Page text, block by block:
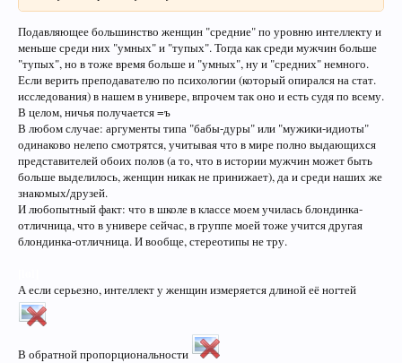
Подавляющее большинство женщин "средние" по уровню интеллекту и
меньше среди них "умных" и "тупых". Тогда как среди мужчин больше
"тупых", но в тоже время больше и "умных", ну и "средних" немного.
Если верить преподавателю по психологии (который опирался на стат.
исследования) в нашем в универе, впрочем так оно и есть судя по всему.
В целом, ничья получается =ъ
В любом случае: аргументы типа "бабы-дуры" или "мужики-идиоты"
одинаково нелепо смотрятся, учитывая что в мире полно выдающихся
представителей обоих полов (а то, что в истории мужчин может быть
больше выделилось, женщин никак не принижает), да и среди наших же
знакомых/друзей.
И любопытный факт: что в школе в классе моем училась блондинка-
отличница, что в универе сейчас, в группе моей тоже учится другая
блондинка-отличница. И вообще, стереотипы не тру.
А если серьезно, интеллект у женщин измеряется длиной её ногтей
В обратной пропорциональности